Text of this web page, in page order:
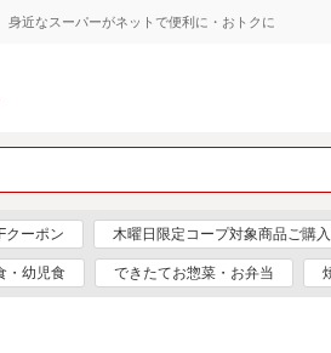
身近なスーパーがネットで便利に・おトクに
クーポン 木曜日限定コープ対象商品ご購
・幼児食 できたてお惣菜・お弁当